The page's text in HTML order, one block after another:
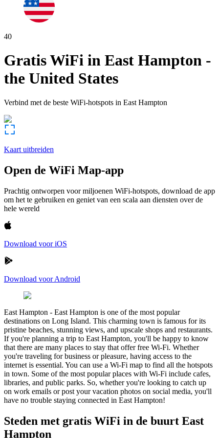
40
Gratis WiFi in East Hampton -
the United States
Verbind met de beste WiFi-hotspots in East Hampton
Kaart uitbreiden
Open de WiFi Map-app
Prachtig ontworpen voor miljoenen WiFi-hotspots, download de app
om het te gebruiken en geniet van een scala aan diensten over de
hele wereld
Download voor iOS
Download voor Android
East Hampton - East Hampton is one of the most popular
destinations on Long Island. This charming town is famous for its
pristine beaches, stunning views, and upscale shops and restaurants.
If you're planning a trip to East Hampton, you'll be happy to know
that there are many places to stay that offer free Wi-Fi. Whether
you're traveling for business or pleasure, having access to the
internet is essential. You can use a Wi-Fi map to find all the hotspots
in town. Some of the most popular places with Wi-Fi include cafes,
libraries, and public parks. So, whether you're looking to catch up
on work emails or post your vacation photos on social media, you'll
have no trouble staying connected in East Hampton!
Steden met gratis WiFi in de buurt East
Hampton